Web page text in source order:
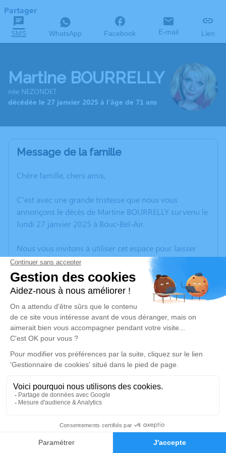
Faire-part Hommages
Partager
SMS WhatsApp Facebook E-mail Lien
Martine BOURRELLY
née NEZONDET
décédée le 27 janvier 2025 à l'âge de 71 ans
Message de la famille
Chère famille, chers amis,
C’est avec une grande tristesse que nous vous
annonçons le décès de Martine BOURRELLY survenu le
lundi 27 janvier 2025 à Bouc-Bel-Air.
Nous vous invitons à utiliser cet espace pour laisser
vos condoléances, partager des photos souvenirs, une
anecdote ou exprimer vos pensées à travers des
poèmes ou des textes. Cet endroit est un lieu
d'expression dédié à honorer la mémoire de Martine
BOURRELLY.
Un service de plantation d’arbre hommage est
disponible ici.
Je rends hommage
Cérémonie religieuse
Église de Saint-Savournin
13119 Saint-Savournin